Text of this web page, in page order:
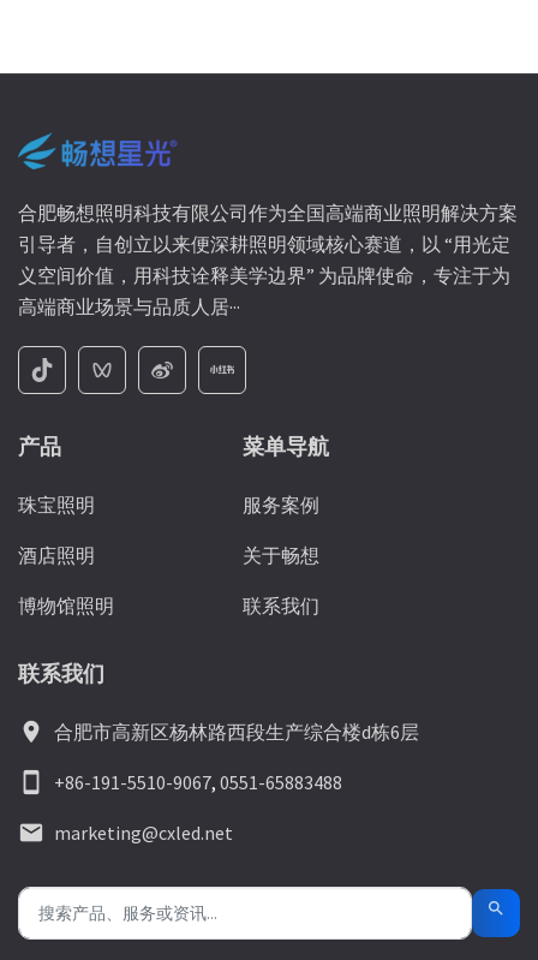
合肥畅想照明科技有限公司作为全国高端商业照明解决方案
引导者，自创立以来便深耕照明领域核心赛道，以 “用光定
义空间价值，用科技诠释美学边界” 为品牌使命，专注于为
高端商业场景与品质人居···
产品
珠宝照明
酒店照明
博物馆照明
菜单导航
服务案例
关于畅想
联系我们
联系我们
location_on 合肥市高新区杨林路西段生产综合楼d栋6层
smartphone +86-191-5510-9067, 0551-65883488
email marketing@cxled.net
search